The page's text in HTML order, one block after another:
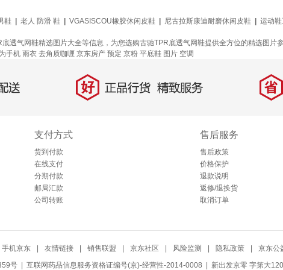
鞋 老人 防滑 鞋 VGASISCOU橡胶休闲皮鞋 尼古拉斯康迪耐磨休闲皮鞋 运动
气网鞋精选图片大全等信息，为您选购古驰TPR底透气网鞋提供全方位的精选图片
手机 雨衣 去角质咖喱 京东房产 预定 京粉 平底鞋 图片 空调
好 正品行货，精致服务 省
支付方式
货到付款
在线支付
分期付款
邮局汇款
公司转账
售后服务
售后政策
价格保护
退款说明
返修/退换货
取消订单
手机京东 友情链接 销售联盟 京东社区 风险监测 隐私政策 京东公
号 | 互联网药品信息服务资格证编号(京)-经营性-2014-0008 | 新出发京零 字第大